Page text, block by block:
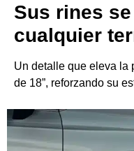
Sus rines
cualquier
Un detalle que eleva la
de 18”, reforzando su